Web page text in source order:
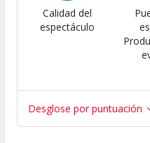
Calidad del
espectáculo
Desglose por puntuación